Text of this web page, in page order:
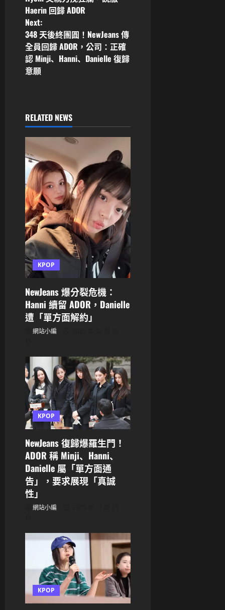
s
t
n
a
i
g
a
t
i
o
n
Haerin 回歸 ADOR
Next:
348 天後終團圓！NewJeans 傳
全員回歸 ADOR，公司：正確
認 Minji、Hanni、Danielle 復歸
意願
RELATED NEWS
KPOP
NewJeans 爆分裂危機：
Hanni 續留 ADOR，Danielle
遭「單方面解約」
網站小編
KPOP
NewJeans 復歸爆羅生門！
ADOR 稱 Minji、Hanni、
Danielle 屬「單方面通
告」，要求展現「真誠
性」
網站小編
KPOP